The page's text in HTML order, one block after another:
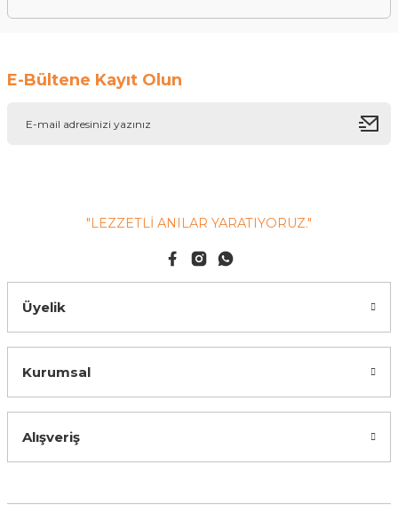
E-Bültene Kayıt Olun
"LEZZETLİ ANILAR YARATIYORUZ."
Üyelik
Kurumsal
Alışveriş